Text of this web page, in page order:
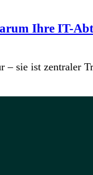
Ihre IT-
– sie ist zentraler